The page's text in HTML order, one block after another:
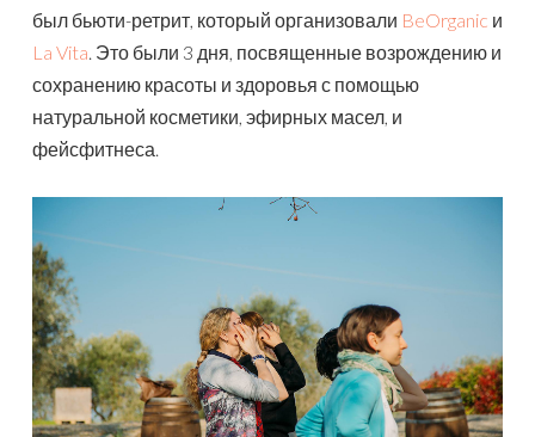
был бьюти-ретрит, который организовали BeOrganic и
La Vita. Это были 3 дня, посвященные возрождению и
сохранению красоты и здоровья с помощью
натуральной косметики, эфирных масел, и
фейсфитнеса.